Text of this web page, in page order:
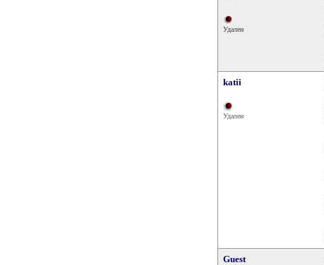
Удален
katii
Удален
Guest